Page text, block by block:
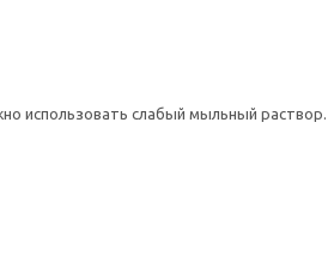
использовать слабый мыльный раствор.